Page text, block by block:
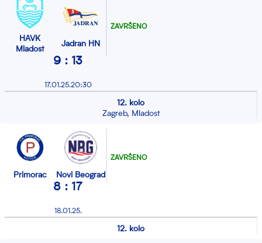
12. kolo
Zagreb, Mladost
HAVK
Mladost
9 : 13
17.01.25.20:30
Jadran HN
ZAVRŠENO
12. kolo
Primorac
8 : 17
18.01.25.
Novi Beograd
ZAVRŠENO